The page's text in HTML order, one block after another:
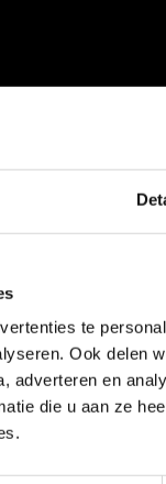
te
Ook delen
adverteren en
die u aan ze
onderen toe) en
te maken.
midden.